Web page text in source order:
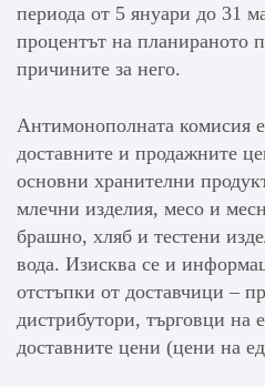
периода от 5 януари до 31
процентът на планираното
причините за него.
Антимонополната комисия
доставните и продажните
основни хранителни
млечни изделия, месо и
брашно, хляб и тестени
вода. Изисква се и
отстъпки от доставчици –
дистрибутори, търговци на
доставните цени (цени на